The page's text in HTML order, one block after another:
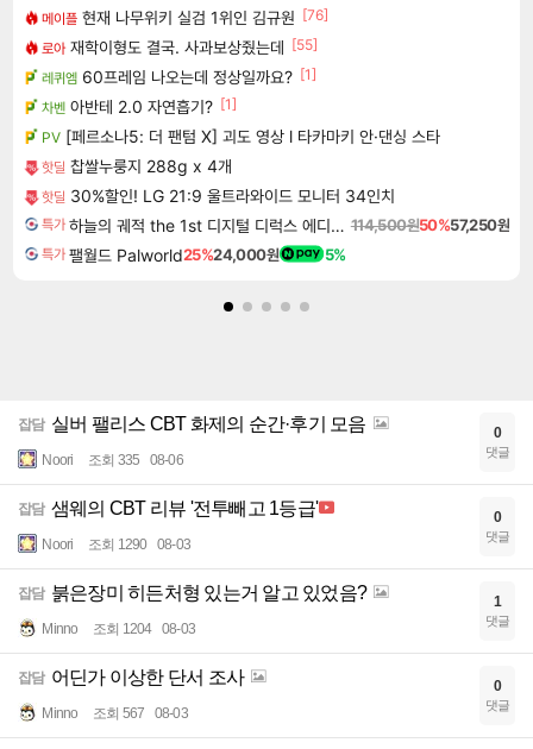
메이플 현재 나무위키 실검 1위인 김규원 [76]
로아 재학이형도 결국. 사과보상줬는데 [55]
레퀴엠 60프레임 나오는데 정상일까요? [1]
차벤 아반테 2.0 자연흡기? [1]
PV [페르소나5: 더 팬텀 X] 괴도 영상 l 타카마키 안·댄싱 스타
핫딜 찹쌀누룽지 288g x 4개
핫딜 30%할인! LG 21:9 울트라와이드 모니터 34인치
특가 하늘의 궤적 the 1st 디지털 디럭스 에디션 Sora no Kiseki the 1st Digital Deluxe Edition 114,500원50%57,250원
특가 팰월드 Palworld25%24,000원 5%
잡담 실버 팰리스 CBT 화제의 순간·후기 모음
Noori 조회 335 08-06
0
댓글
잡담 샘웨의 CBT 리뷰 '전투빼고 1등급'
Noori 조회 1290 08-03
0
댓글
잡담 붉은장미 히든처형 있는거 알고 있었음?
Minno 조회 1204 08-03
1
댓글
잡담 어딘가 이상한 단서 조사
Minno 조회 567 08-03
0
댓글